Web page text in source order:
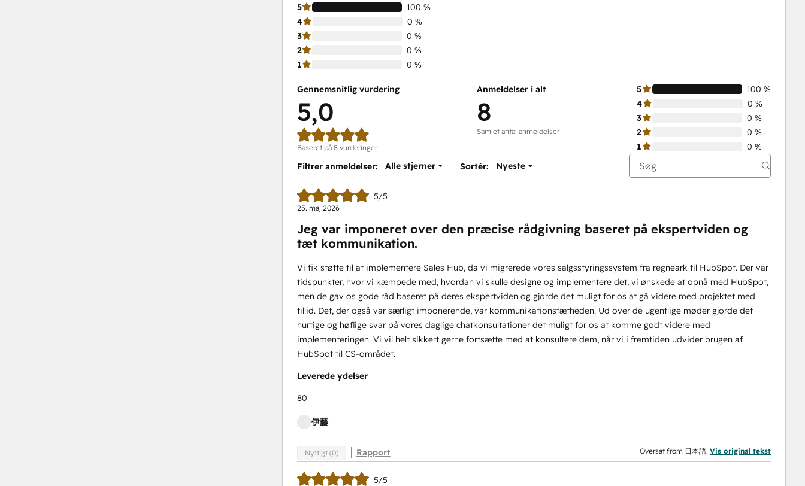
5
100 %
4
0 %
3
0 %
2
0 %
1
0 %
Gennemsnitlig vurdering
5,0
Baseret på 8 vurderinger
Anmeldelser i alt
8
Samlet antal anmeldelser
5
100 %
4
0 %
3
0 %
2
0 %
1
0 %
Filtrer anmeldelser:
Alle stjerner Sortér: Nyeste
5/5
25. maj 2026
Jeg var imponeret over den præcise rådgivning baseret på ekspertviden og
tæt kommunikation.
Vi fik støtte til at implementere Sales Hub, da vi migrerede vores salgsstyringssystem fra regneark til HubSpot. Der var
tidspunkter, hvor vi kæmpede med, hvordan vi skulle designe og implementere det, vi ønskede at opnå med HubSpot,
men de gav os gode råd baseret på deres ekspertviden og gjorde det muligt for os at gå videre med projektet med
tillid. Det, der også var særligt imponerende, var kommunikationstætheden. Ud over de ugentlige møder gjorde det
hurtige og høflige svar på vores daglige chatkonsultationer det muligt for os at komme godt videre med
implementeringen. Vi vil helt sikkert gerne fortsætte med at konsultere dem, når vi i fremtiden udvider brugen af
HubSpot til CS-området.
Leverede ydelser
80
伊藤
Nyttigt (0) Rapport Oversat from 日本語. Vis original tekst
5/5